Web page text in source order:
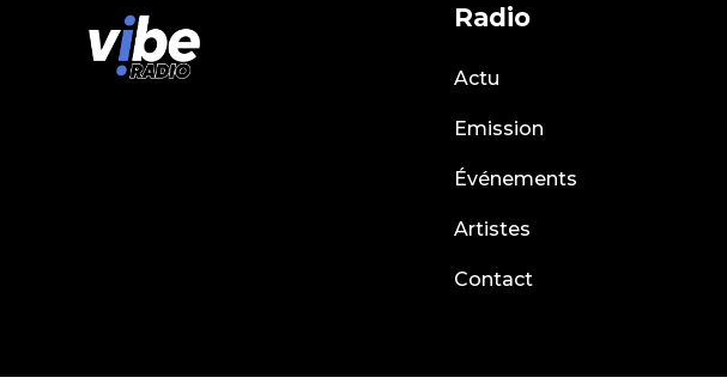
Radio
Actu
Emission
Événements
Artistes
Contact